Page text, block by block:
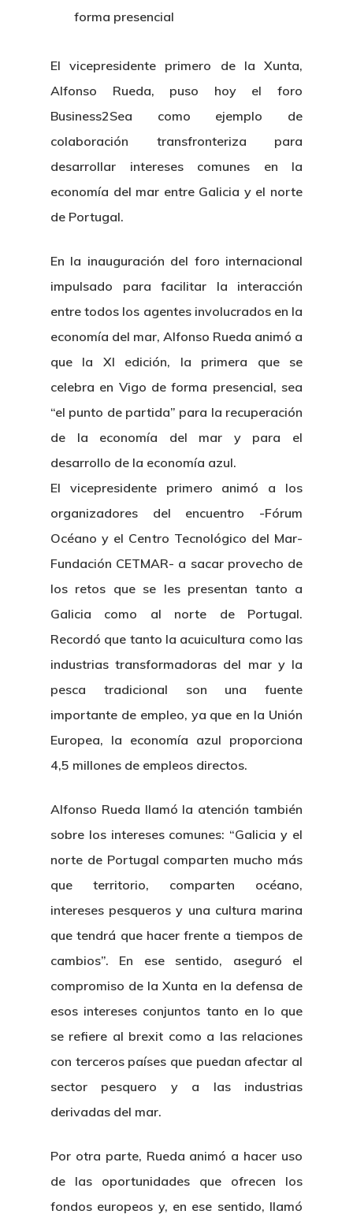
forma presencial
El vicepresidente primero de la Xunta,
Alfonso Rueda, puso hoy el foro
Business2Sea como ejemplo de
colaboración transfronteriza para
desarrollar intereses comunes en la
economía del mar entre Galicia y el norte
de Portugal.
En la inauguración del foro internacional
impulsado para facilitar la interacción
entre todos los agentes involucrados en la
economía del mar, Alfonso Rueda animó a
que la XI edición, la primera que se
celebra en Vigo de forma presencial, sea
“el punto de partida” para la recuperación
de la economía del mar y para el
desarrollo de la economía azul.
El vicepresidente primero animó a los
organizadores del encuentro -Fórum
Océano y el Centro Tecnológico del Mar-
Fundación CETMAR- a sacar provecho de
los retos que se les presentan tanto a
Galicia como al norte de Portugal.
Recordó que tanto la acuicultura como las
industrias transformadoras del mar y la
pesca tradicional son una fuente
importante de empleo, ya que en la Unión
Europea, la economía azul proporciona
4,5 millones de empleos directos.
Alfonso Rueda llamó la atención también
sobre los intereses comunes: “Galicia y el
norte de Portugal comparten mucho más
que territorio, comparten océano,
intereses pesqueros y una cultura marina
que tendrá que hacer frente a tiempos de
cambios”. En ese sentido, aseguró el
compromiso de la Xunta en la defensa de
esos intereses conjuntos tanto en lo que
se refiere al brexit como a las relaciones
con terceros países que puedan afectar al
sector pesquero y a las industrias
derivadas del mar.
Por otra parte, Rueda animó a hacer uso
de las oportunidades que ofrecen los
fondos europeos y, en ese sentido, llamó